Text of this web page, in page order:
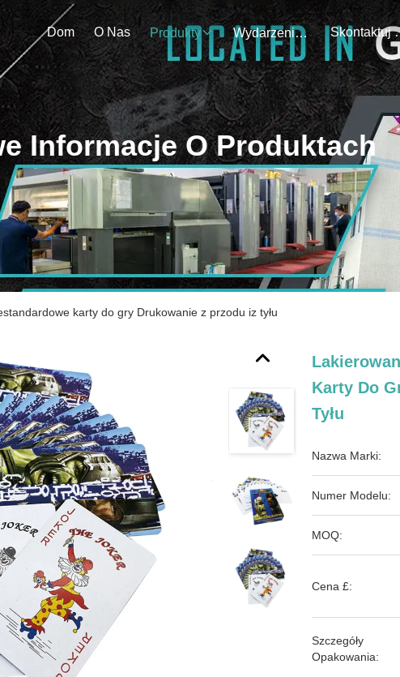
Dom O Nas Produkty Wydarzenia
Informacje O Produktach
karty do gry Drukowanie z przodu iz tyłu
Karty Do
Tyłu
Nazwa Marki:
Numer Modelu:
MOQ:
Cena £:
Szczegóły
Opakowania: